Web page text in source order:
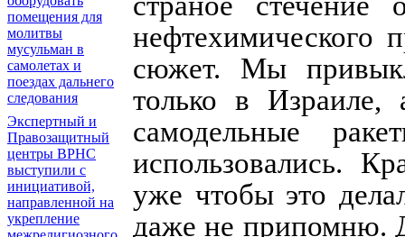
помещения для
молитвы
мусульман в
самолетах и
поездах дальнего
следования
Экспертный и
Правозащитный
центры ВРНС
выступили с
инициативой,
направленной на
укрепление
нефтехимического
сюжет. Мы
только в Израиле,
самодельные
использовались.
уже чтобы это
даже не припомню.